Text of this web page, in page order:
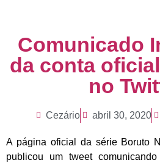
Comunicado
da conta
no
Cezário abril 30, 2020
A página oficial da série Boruto
publicou um tweet